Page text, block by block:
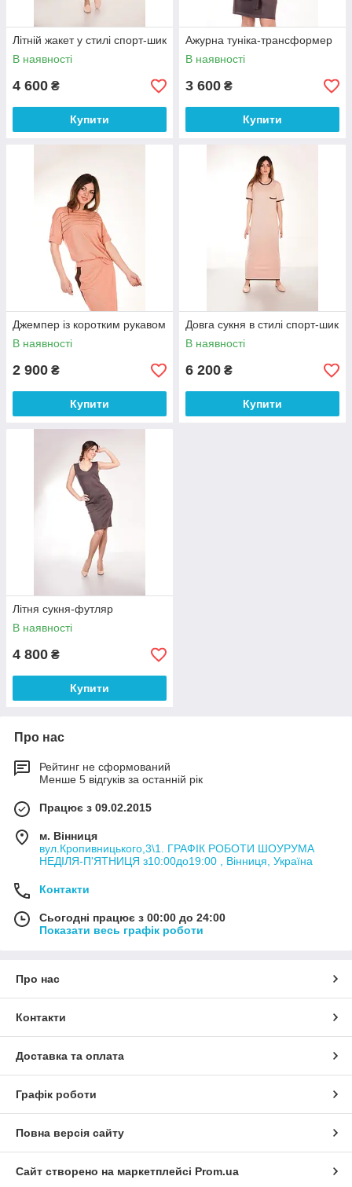
Літній жакет у стилі спорт-шик
В наявності
4 600 ₴
Купити
Ажурна туніка-трансформер
В наявності
3 600 ₴
Купити
Джемпер із коротким рукавом
В наявності
2 900 ₴
Купити
Довга сукня в стилі спорт-шик
В наявності
6 200 ₴
Купити
Літня сукня-футляр
В наявності
4 800 ₴
Купити
Про нас
Рейтинг не сформований
Менше 5 відгуків за останній рік
Працює з 09.02.2015
м. Вінниця
вул.Кропивницького,3\1. ГРАФІК РОБОТИ ШОУРУМА
НЕДІЛЯ-П'ЯТНИЦЯ з10:00до19:00 , Вінниця, Україна
Контакти
Сьогодні працює з 00:00 до 24:00
Показати весь графік роботи
Про нас
Контакти
Доставка та оплата
Графік роботи
Повна версія сайту
Сайт створено на маркетплейсі Prom.ua